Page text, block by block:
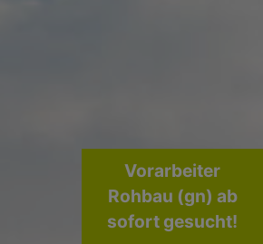
Vorarbeiter
Rohbau (gn) ab
sofort gesucht!